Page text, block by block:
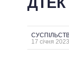
ОГЛЯДИ
КАБІНЕТ
17 січня